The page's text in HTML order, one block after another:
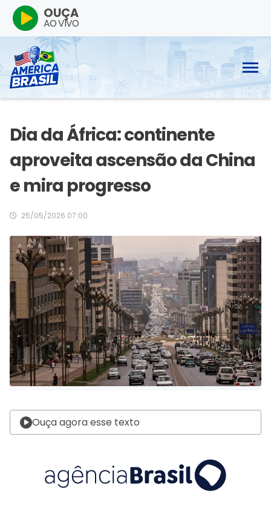
OUÇA
AO VIVO
Dia da África: continente
aproveita ascensão da China
e mira progresso
25/05/2026 07:00
Ouça agora esse texto